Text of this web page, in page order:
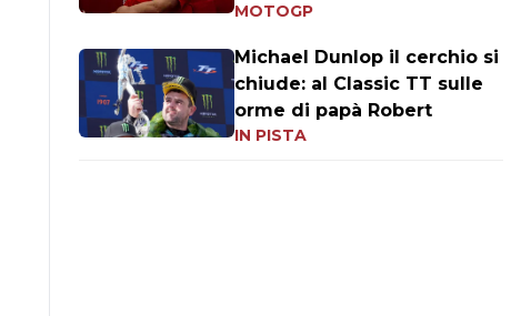
MOTOGP
Michael Dunlop il cerchio si
chiude: al Classic TT sulle
orme di papà Robert
IN PISTA